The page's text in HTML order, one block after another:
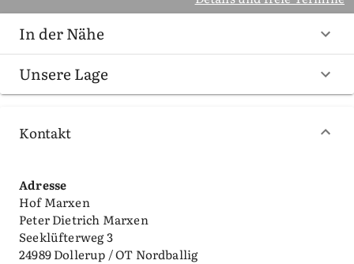
In der Nähe
Unsere Lage
Kontakt
Adresse
Hof Marxen
Peter Dietrich Marxen
Seeklüfterweg 3
24989 Dollerup / OT Nordballig